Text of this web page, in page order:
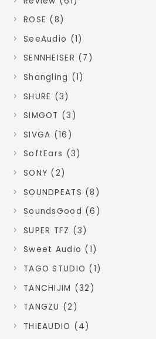
ROSE (8)
SeeAudio (1)
SENNHEISER (7)
Shangling (1)
SHURE (3)
SIMGOT (3)
SIVGA (16)
SoftEars (3)
SONY (2)
SOUNDPEATS (8)
SoundsGood (6)
SUPER TFZ (3)
Sweet Audio (1)
TAGO STUDIO (1)
TANCHIJIM (32)
TANGZU (2)
THIEAUDIO (4)